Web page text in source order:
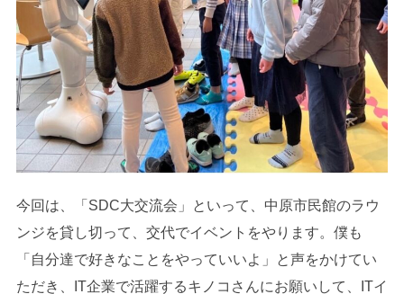
今回は、「SDC大交流会」といって、中原市民館のラウ
ンジを貸し切って、交代でイベントをやります。僕も
「自分達で好きなことをやっていいよ」と声をかけてい
ただき、IT企業で活躍するキノコさんにお願いして、ITイ